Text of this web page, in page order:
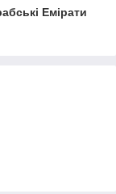
Емірати